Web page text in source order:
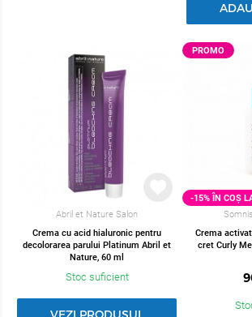
Abril et Nature Salon
Crema cu acid hialuronic pentru
decolorarea parului Platinum Abril et
Nature, 60 ml
Stoc suficient
VEZI PRODUSUL
-15% ÎN COȘ
Crema
cret Curly
PROMO